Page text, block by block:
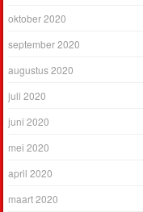
oktober 2020
september 2020
augustus 2020
juli 2020
juni 2020
mei 2020
april 2020
maart 2020